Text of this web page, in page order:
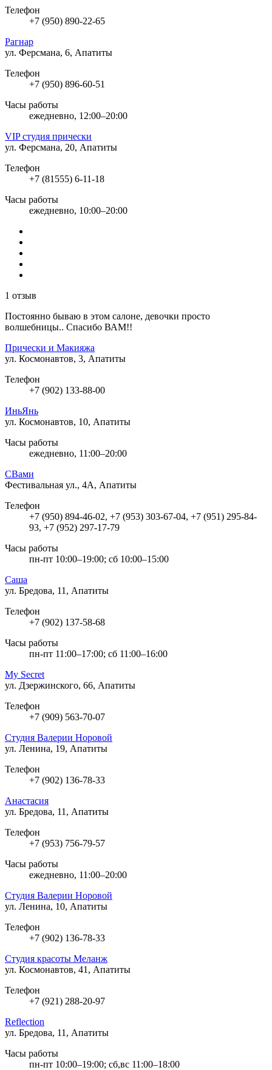
Телефон
+7 (950) 890-22-65
Рагнар
ул. Ферсмана, 6, Апатиты
Телефон
+7 (950) 896-60-51
Часы работы
ежедневно, 12:00–20:00
VIP студия прически
ул. Ферсмана, 20, Апатиты
Телефон
+7 (81555) 6-11-18
Часы работы
ежедневно, 10:00–20:00
1 отзыв
Постоянно бываю в этом салоне, девочки просто
волшебницы.. Спасибо ВАМ!!
Прически и Макияжа
ул. Космонавтов, 3, Апатиты
Телефон
+7 (902) 133-88-00
ИньЯнь
ул. Космонавтов, 10, Апатиты
Часы работы
ежедневно, 11:00–20:00
СВами
Фестивальная ул., 4А, Апатиты
Телефон
+7 (950) 894-46-02, +7 (953) 303-67-04, +7 (951) 295-84-
93, +7 (952) 297-17-79
Часы работы
пн-пт 10:00–19:00; сб 10:00–15:00
Саша
ул. Бредова, 11, Апатиты
Телефон
+7 (902) 137-58-68
Часы работы
пн-пт 11:00–17:00; сб 11:00–16:00
My Secret
ул. Дзержинского, 66, Апатиты
Телефон
+7 (909) 563-70-07
Студия Валерии Норовой
ул. Ленина, 19, Апатиты
Телефон
+7 (902) 136-78-33
Анастасия
ул. Бредова, 11, Апатиты
Телефон
+7 (953) 756-79-57
Часы работы
ежедневно, 11:00–20:00
Студия Валерии Норовой
ул. Ленина, 10, Апатиты
Телефон
+7 (902) 136-78-33
Студия красоты Меланж
ул. Космонавтов, 41, Апатиты
Телефон
+7 (921) 288-20-97
Reflection
ул. Бредова, 11, Апатиты
Часы работы
пн-пт 10:00–19:00; сб,вс 11:00–18:00